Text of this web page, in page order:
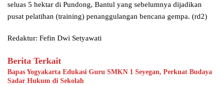
seluas 5 hektar di Pundong, Bantul yang sebelumnya dijadikan
pusat pelatihan (training) penanggulangan bencana gempa. (rd2)
Redaktur: Fefin Dwi Setyawati
Berita Terkait
Bapas Yogyakarta Edukasi Guru SMKN 1 Seyegan, Perkuat Budaya
Sadar Hukum di Sekolah